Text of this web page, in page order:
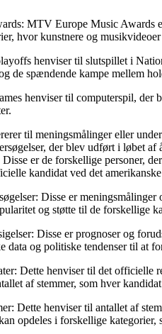
MTV Europe Music
hvor kunstnere og
henviser til slutspillet i
de spændende kampe mellem
henviser til computerspil,
til meningsmålinger eller
der blev udført i løbet af
er de forskellige personer,
kandidat ved det
Disse er
og støtte til de forskellige
Disse er prognoser og
data og politiske tendenser til at
Dette henviser til det
af stemmer, som hver
Dette henviser til antallet af
opdeles i forskellige